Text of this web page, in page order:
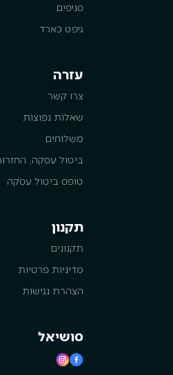
סניפים
גיפט כארד
עזרה
צרו קשר
שאלות נפוצות
משלוחים
ביטול עסקה,
טופס ביטול עסקה
תקנון
תקנונים
מדיניות פרטיות
הצהרת נגישות
סושיאל